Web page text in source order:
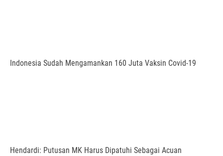
Indonesia Sudah Mengamankan 160 Juta Vaksin Covid-19
Hendardi: Putusan MK Harus Dipatuhi Sebagai Acuan